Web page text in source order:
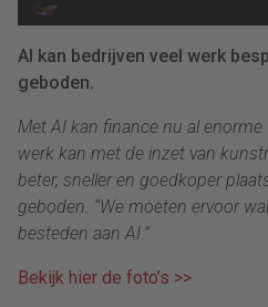
AI kan bedrijven veel werk
geboden.
Met AI kan finance nu al
werk kan met de inzet van
beter, sneller en goedkoper
geboden. “We moeten ervoor
besteden aan AI.”
Bekijk hier de foto’s >>